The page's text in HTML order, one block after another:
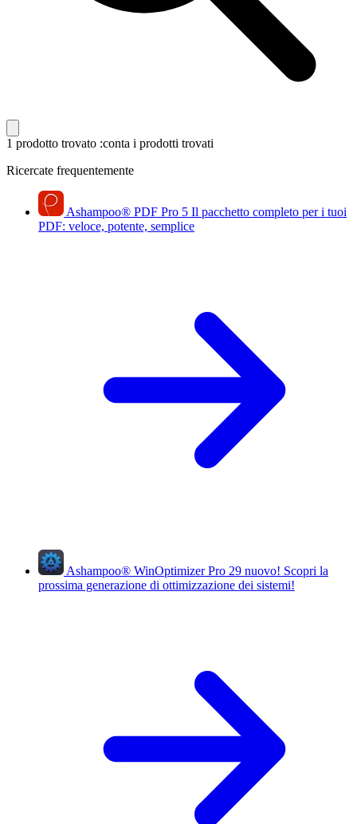
1 prodotto trovato :conta i prodotti trovati
Ricercate frequentemente
Ashampoo® PDF Pro 5 Il pacchetto completo per i tuoi
PDF: veloce, potente, semplice
Ashampoo® WinOptimizer Pro 29 nuovo! Scopri la
prossima generazione di ottimizzazione dei sistemi!